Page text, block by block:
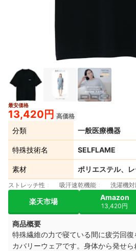
最安価格
13,420円 高価格
分類 一般医療機器
特殊技術名 SELFLAME
素材 ポリエステル、
ストレッチ性 吸汗速乾機能 洗濯機
楽天市場 Amazon
13,420円
商品概要
特殊繊維の力で寝ている間に疲労回
カバリーウェアです。身体から発せ